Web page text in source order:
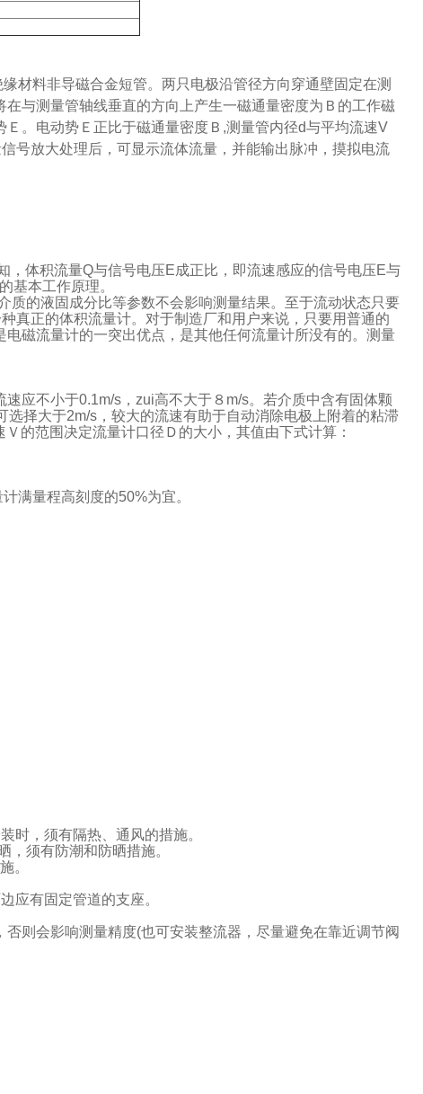
材料非导磁合金短管。两只电极沿管径方向穿通壁固定在测
与测量管轴线垂直的方向上产生一磁通量密度为Ｂ的工作磁
。电动势Ｅ正比于磁通量密度Ｂ,测量管内径d与平均流速V
号放大处理后，可显示流体流量，并能输出脉冲，摸拟电流
体积流量Q与信号电压E成正比，即流速感应的信号电压E与
基本工作原理。
的液固成分比等参数不会影响测量结果。至于流动状态只要
真正的体积流量计。对于制造厂和用户来说，只要用普通的
磁流量计的一突出优点，是其他任何流量计所没有的。测量
应不小于0.1m/s，zui高不大于８m/s。若介质中含有固体颗
择大于2m/s，较大的流速有助于自动消除电极上附着的粘滞
的范围决定流量计口径Ｄ的大小，其值由下式计算：
满量程高刻度的50%为宜。
时，须有隔热、通风的措施。
须有防潮和防晒措施。
。
应有固定管道的支座。
则会影响测量精度(也可安装整流器，尽量避免在靠近调节阀